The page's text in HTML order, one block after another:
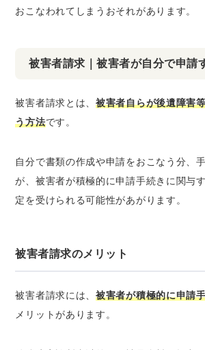
おこなわれてしまうおそれがあります。
被害者請求｜被害者が自分で申請
被害者請求とは、被害者自らが後遺障害
う方法です。
自分で書類の作成や申請をおこなう分、
が、被害者が積極的に申請手続きに関与
定を受けられる可能性があがります。
被害者請求のメリット
被害者請求には、被害者が積極的に申請
メリットがあります。